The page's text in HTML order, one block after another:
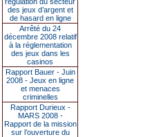
des jeux d’argent et
de hasard en ligne
Arrêté du 24
décembre 2008 relatif
à la réglementation
des jeux dans les
casinos
Rapport Bauer - Juin
2008 - Jeux en ligne
et menaces
criminelles
Rapport Durieux -
MARS 2008 -
Rapport de la mission
sur l’ouverture du